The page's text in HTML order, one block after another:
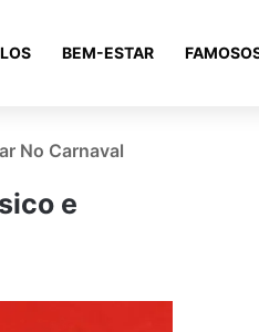
BEM-ESTAR
No Carnaval
e